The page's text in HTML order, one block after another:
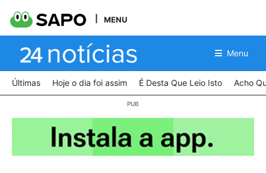
MENU
Menu
Últimas Hoje o dia foi assim É Desta Que Leio Isto Acho